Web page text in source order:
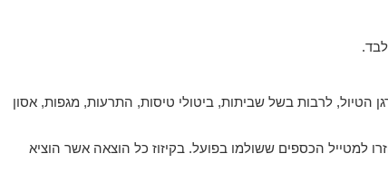
הטיול, לרבות בשל שביתות, ביטולי טיסות, התרעות, מגפות, אסון
למטייל הכספים ששולמו בפועל. בקיזוז כל הוצאה אשר הוציא